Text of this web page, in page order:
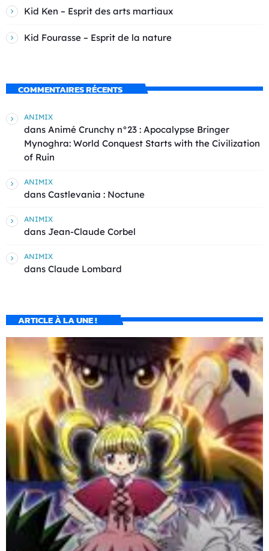
Kid Ken – Esprit des arts martiaux
Kid Fourasse – Esprit de la nature
COMMENTAIRES RÉCENTS
ANIMIX
dans Animé Crunchy n°23 : Apocalypse Bringer
Mynoghra: World Conquest Starts with the Civilization
of Ruin
ANIMIX
dans Castlevania : Noctune
ANIMIX
dans Jean-Claude Corbel
ANIMIX
dans Claude Lombard
ARTICLE À LA UNE !